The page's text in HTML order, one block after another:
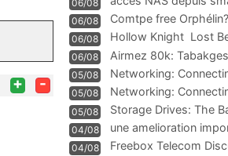
+ -
06/08
06/08 Comtpe free Orphélin?
06/08 Hollow Knight  Lost
06/08
Airmez 80k:
Technologie und
05/08 Networking:
05/08
Networking:
Information
05/08
Storage Drives: The
Management
04/08
une amelioration
WIFI
04/08
Freebox Telecom